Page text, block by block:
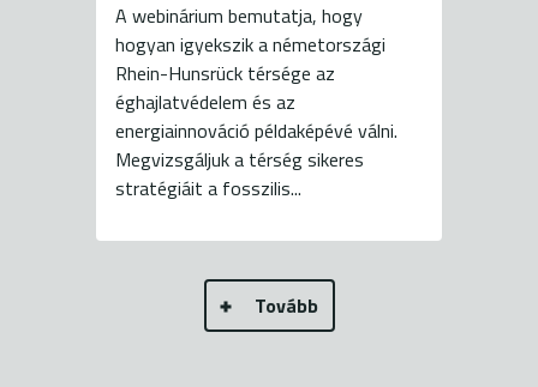
A webinárium bemutatja, hogy
hogyan igyekszik a németországi
Rhein-Hunsrück térsége az
éghajlatvédelem és az
energiainnováció példaképévé válni.
Megvizsgáljuk a térség sikeres
stratégiáit a fosszilis...
Tovább